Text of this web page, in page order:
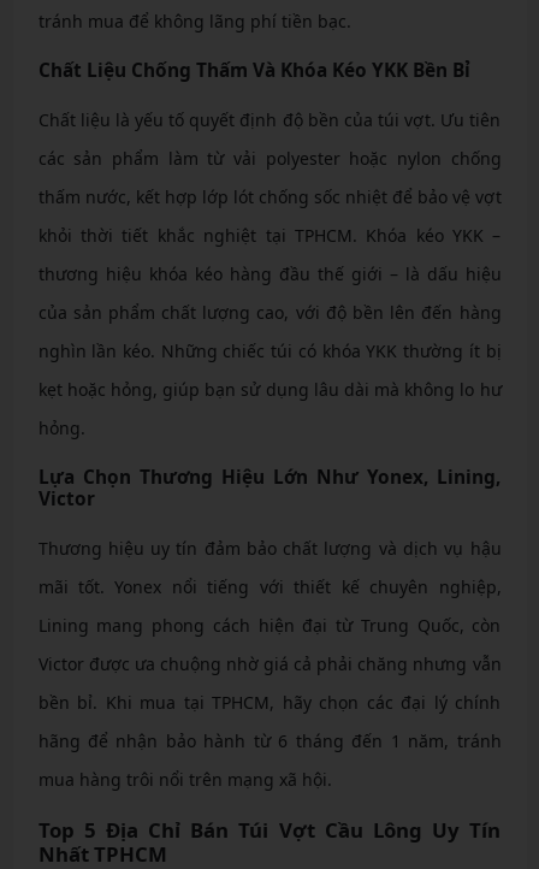
tránh mua để không lãng phí tiền bạc.
Chất Liệu Chống Thấm Và Khóa Kéo YKK Bền Bỉ
Chất liệu là yếu tố quyết định độ bền của túi vợt. Ưu tiên
các sản phẩm làm từ vải polyester hoặc nylon chống
thấm nước, kết hợp lớp lót chống sốc nhiệt để bảo vệ vợt
khỏi thời tiết khắc nghiệt tại TPHCM. Khóa kéo YKK –
thương hiệu khóa kéo hàng đầu thế giới – là dấu hiệu
của sản phẩm chất lượng cao, với độ bền lên đến hàng
nghìn lần kéo. Những chiếc túi có khóa YKK thường ít bị
kẹt hoặc hỏng, giúp bạn sử dụng lâu dài mà không lo hư
hỏng.
Lựa Chọn Thương Hiệu Lớn Như Yonex, Lining,
Victor
Thương hiệu uy tín đảm bảo chất lượng và dịch vụ hậu
mãi tốt. Yonex nổi tiếng với thiết kế chuyên nghiệp,
Lining mang phong cách hiện đại từ Trung Quốc, còn
Victor được ưa chuộng nhờ giá cả phải chăng nhưng vẫn
bền bỉ. Khi mua tại TPHCM, hãy chọn các đại lý chính
hãng để nhận bảo hành từ 6 tháng đến 1 năm, tránh
mua hàng trôi nổi trên mạng xã hội.
Top 5 Địa Chỉ Bán Túi Vợt Cầu Lông Uy Tín
Nhất TPHCM